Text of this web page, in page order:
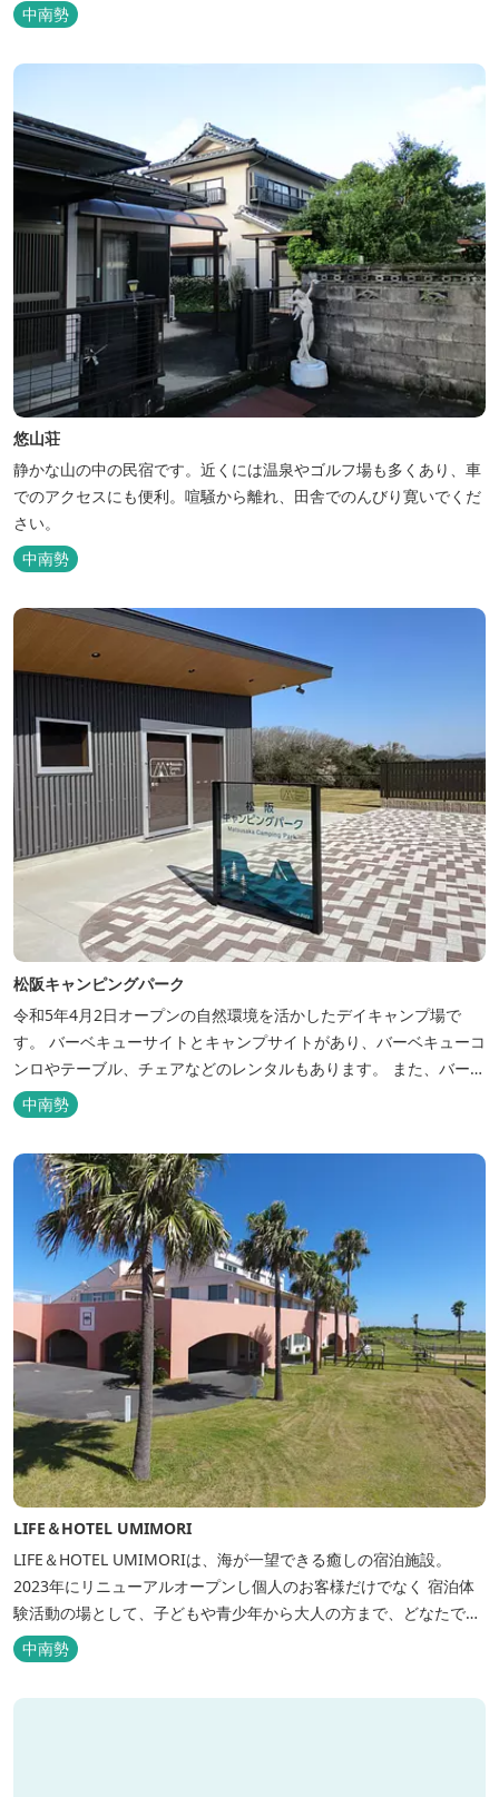
中南勢
悠山荘
静かな山の中の民宿です。近くには温泉やゴルフ場も多くあり、車
でのアクセスにも便利。喧騒から離れ、田舎でのんびり寛いでくだ
さい。
中南勢
松阪キャンピングパーク
令和5年4月2日オープンの自然環境を活かしたデイキャンプ場で
す。 バーベキューサイトとキャンプサイトがあり、バーベキューコ
ンロやテーブル、チェアなどのレンタルもあります。 また、バーベ
キューサイトは屋根があり雨でも利用いただけます！ 皆さん、ぜひ
ご利用ください！
中南勢
LIFE＆HOTEL UMIMORI
LIFE＆HOTEL UMIMORIは、海が一望できる癒しの宿泊施設。
2023年にリニューアルオープンし個人のお客様だけでなく 宿泊体
験活動の場として、子どもや青少年から大人の方まで、どなたでも
ご利用いただけます。 ヨットやボート・カヤックをはじめとするマ
リンアクティビティや併設する海の乗馬倶楽部エルカバージョでの
乗馬体験が可能！ 小中学生や団体様向けに海の自然体験教室も開催
中南勢